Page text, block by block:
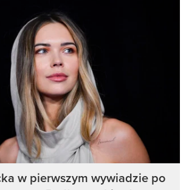
w pierwszym wywiadzie po